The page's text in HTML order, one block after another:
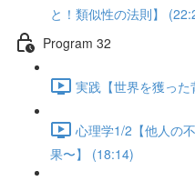
と！類似性の法則】
Program 32
実践【世界を獲っ
心理学1/2【他人の
果〜】 (18:14)